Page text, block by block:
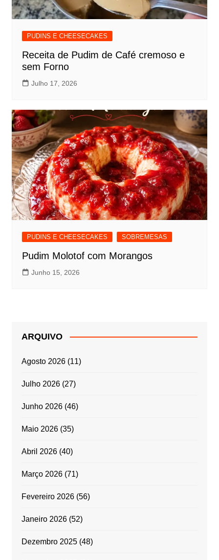
PUDINS E CHEESECAKES
Receita de Pudim de Café cremoso e
sem Forno
Julho 17, 2026
PUDINS E CHEESECAKES SOBREMESAS
Pudim Molotof com Morangos
Junho 15, 2026
ARQUIVO
Agosto 2026(11)
Julho 2026(27)
Junho 2026(46)
Maio 2026(35)
Abril 2026(40)
Março 2026(71)
Fevereiro 2026(56)
Janeiro 2026(52)
Dezembro 2025(48)